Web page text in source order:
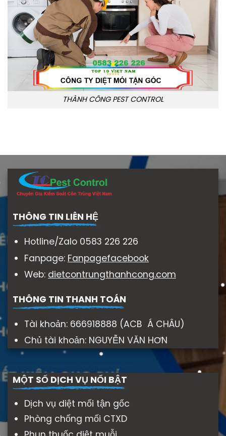
THÀNH CÔNG PEST CONTROL
THÔNG TIN LIÊN HỆ
Hotline/Zalo 0583 226 226
Fanpage: Fanpagefacebook
Web: dietcontrungthanhcong.com
THÔNG TIN THANH TOÁN
Tài khoản: 666918888 (ACB Á CHÂU)
Chủ tài khoản: NGUYỄN VĂN HƠN
MỘT SỐ DỊCH VỤ NỔI BẬT
Dịch vụ diệt mối tận gốc
Phòng chống mối CTXD